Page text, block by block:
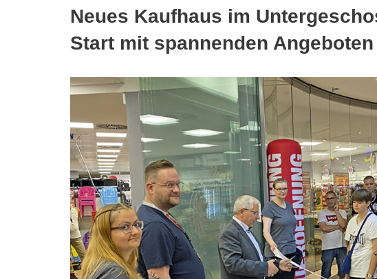
Neues Kaufhaus im
Start mit spannenden Angeboten